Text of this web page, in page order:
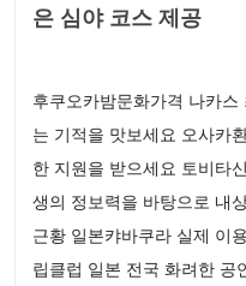
은 심야 코스 제공
후쿠오카밤문화가격 나카
는 기적을 맛보세요 오사카
한 지원을 받으세요 토비타
생의 정보력을 바탕으로 내
근황 일본캬바쿠라 실제 이
립클럽 일본 전국 화려한 공